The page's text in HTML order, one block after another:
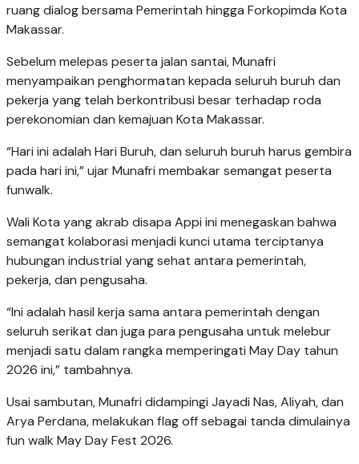
ruang dialog bersama Pemerintah hingga Forkopimda Kota
Makassar.
Sebelum melepas peserta jalan santai, Munafri
menyampaikan penghormatan kepada seluruh buruh dan
pekerja yang telah berkontribusi besar terhadap roda
perekonomian dan kemajuan Kota Makassar.
“Hari ini adalah Hari Buruh, dan seluruh buruh harus gembira
pada hari ini,” ujar Munafri membakar semangat peserta
funwalk.
Wali Kota yang akrab disapa Appi ini menegaskan bahwa
semangat kolaborasi menjadi kunci utama terciptanya
hubungan industrial yang sehat antara pemerintah,
pekerja, dan pengusaha.
“Ini adalah hasil kerja sama antara pemerintah dengan
seluruh serikat dan juga para pengusaha untuk melebur
menjadi satu dalam rangka memperingati May Day tahun
2026 ini,” tambahnya.
Usai sambutan, Munafri didampingi Jayadi Nas, Aliyah, dan
Arya Perdana, melakukan flag off sebagai tanda dimulainya
fun walk May Day Fest 2026.